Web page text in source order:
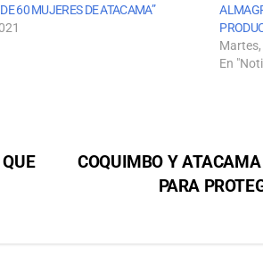
60 MUJERES DE ATACAMA”
En
COQUIMBO Y
PARA